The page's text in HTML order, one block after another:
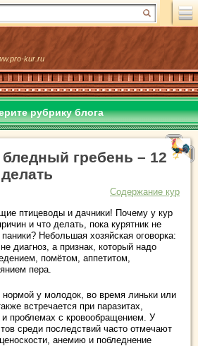
kur.ru
рубрику блога
гребень – 12
Содержание кур
птицеводы и дачники! Почему у кур
и что делать, пока курятник не
Небольшая хозяйская оговорка:
диагноз, а признак, который надо
помётом, аппетитом,
пера.
у молодок, во время линьки или
встречается при паразитах,
проблемах с кровообращением. У
среди последствий часто отмечают
анемию и побледнение